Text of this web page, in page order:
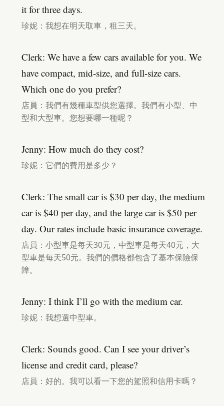
it for three days.
珍妮：我想在明天取車，租三天。
Clerk: We have a few cars available for you. We
have compact, mid-size, and full-size cars.
Which one do you prefer?
店員：我們有幾種車型供您選擇。我們有小型、中
型和大型車。您想要哪一種呢？
Jenny: How much do they cost?
珍妮：它們的費用是多少？
Clerk: The small car is $30 per day, the medium
car is $40 per day, and the large car is $50 per
day. Our rates include basic insurance coverage.
店員：小型車是每天30元，中型車是每天40元，大
型車是每天50元。我們的價格都包含了基本保險保
障。
Jenny: I think I’ll go with the medium car.
珍妮：我想選中型車。
Clerk: Sounds good. Can I see your driver’s
license and credit card, please?
店員：好的。我可以看一下您的駕照和信用卡嗎？